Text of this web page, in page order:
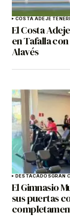
COSTA ADEJE
El Costa
en Tafalla
Alavés
DESTACADOSGRAN
El Gimnasio
sus puertas